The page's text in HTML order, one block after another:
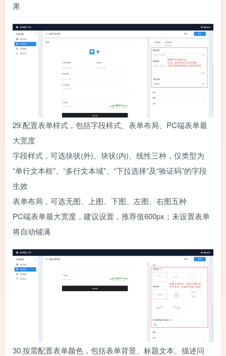
果
29.配置表单样式，包括字段样式、表单布局、PC端表单最
大宽度
字段样式，可选块状(外)、块状(内)、线性三种，仅类型为
“单行文本框”、“多行文本域”、“下拉选择”及“验证码”的字段
生效
表单布局，可选无图、上图、下图、左图、右图五种
PC端表单最大宽度，建议设置，推荐值600px；未设置表单
将自动铺满
30.按需配置表单颜色，包括表单背景、标题文本、描述问